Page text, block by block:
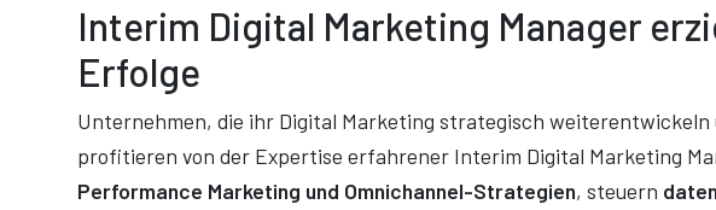
Interim Digital Marketing Manager
Erfolge
Unternehmen, die ihr Digital Marketing strategisch
profitieren von der Expertise erfahrener Interim Digital Marketing
Performance Marketing und Omnichannel-Strategien, steuern